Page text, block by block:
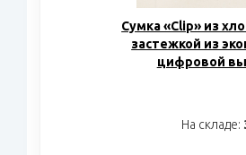
Cумка «Clip» из
застежкой из
цифровой
На складе: